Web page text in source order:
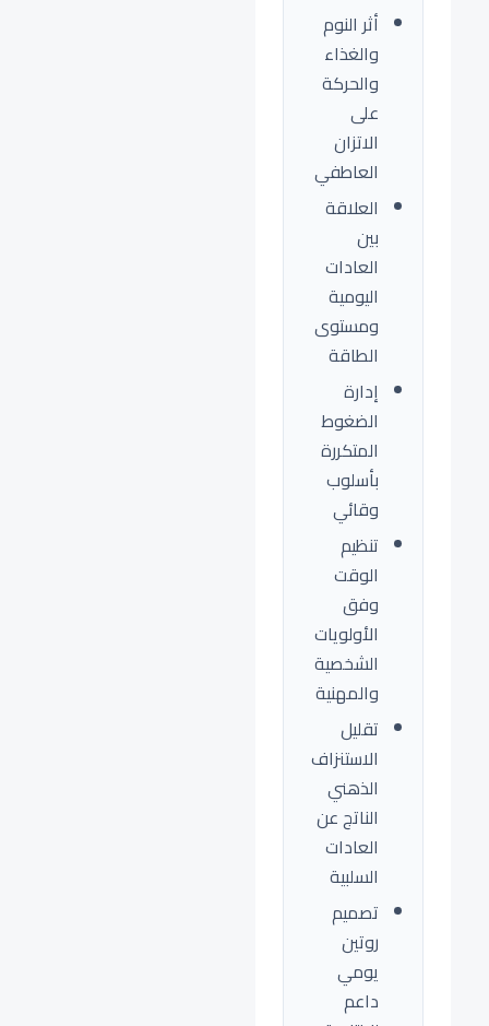
أثر النوم
والغذاء
والحركة
على
الاتزان
العاطفي
العلاقة
بين
العادات
اليومية
ومستوى
الطاقة
إدارة
الضغوط
المتكررة
بأسلوب
وقائي
تنظيم
الوقت
وفق
الأولويات
الشخصية
والمهنية
تقليل
الاستنزاف
الذهني
الناتج عن
العادات
السلبية
تصميم
روتين
يومي
داعم